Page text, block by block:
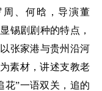
、何晗，导演董
锡剧剧种的特点，
张家港与贵州沿河
素材，讲述支教老
花”一语双关，追的